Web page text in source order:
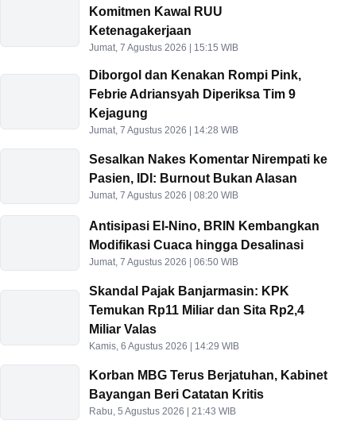
Komitmen Kawal RUU
Ketenagakerjaan
Jumat, 7 Agustus 2026 | 15:15 WIB
Diborgol dan Kenakan Rompi Pink,
Febrie Adriansyah Diperiksa Tim 9
Kejagung
Jumat, 7 Agustus 2026 | 14:28 WIB
Sesalkan Nakes Komentar Nirempati ke
Pasien, IDI: Burnout Bukan Alasan
Jumat, 7 Agustus 2026 | 08:20 WIB
Antisipasi El-Nino, BRIN Kembangkan
Modifikasi Cuaca hingga Desalinasi
Jumat, 7 Agustus 2026 | 06:50 WIB
Skandal Pajak Banjarmasin: KPK
Temukan Rp11 Miliar dan Sita Rp2,4
Miliar Valas
Kamis, 6 Agustus 2026 | 14:29 WIB
Korban MBG Terus Berjatuhan, Kabinet
Bayangan Beri Catatan Kritis
Rabu, 5 Agustus 2026 | 21:43 WIB